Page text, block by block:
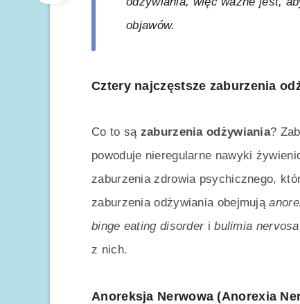
objawów.
Cztery najczęstsze zaburzenia
Co to są zaburzenia odżywiania?
powoduje nieregularne nawyki
zaburzenia zdrowia psychicznego,
zaburzenia odżywiania obejmują
binge eating disorder ibulimia nervosa
z nich.
Anoreksja Nerwowa (Anorexia